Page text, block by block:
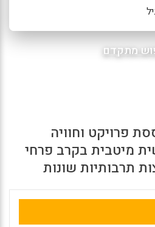
מתקדם
פרויקט וחוויה
מיטבית בקרב פרחי
תרבותיות שונות